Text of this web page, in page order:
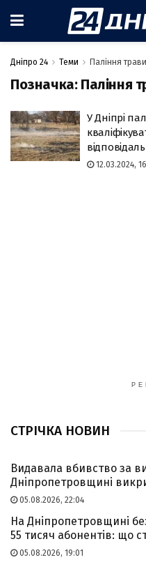
Дніпро 24 Теми Паління трави
Позначка: Паління
У Дніпрі
12.03.2024,
СТРІЧКА НОВИН
Видавала вбивство за
Дніпропетровщині
05.08.2026, 22:04
На Дніпропетровщині
55 тисяч абонентів: що
05.08.2026, 19:01